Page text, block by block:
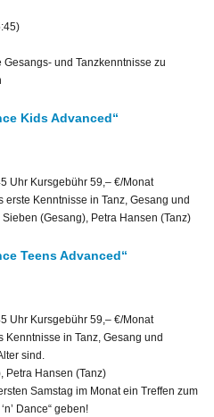
und Tanzkenntnisse zu
Kids Advanced“
Uhr Kursgebühr 59,– €/Monat
Kenntnisse in Tanz, Gesang und
(Gesang), Petra Hansen (Tanz)
Teens Advanced“
Uhr Kursgebühr 59,– €/Monat
Kenntnisse in Tanz, Gesang und
sind.
Petra Hansen (Tanz)
Samstag im Monat ein Treffen zum
Dance“ geben!